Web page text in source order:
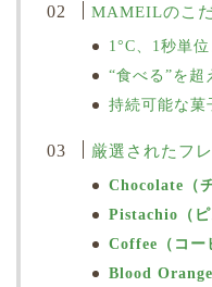
MAMEILのこ
1°C、1秒単
“食べる”を超
持続可能な菓
厳選されたフ
Chocolate（
Pistachio（ピ
Coffee（コー
Blood